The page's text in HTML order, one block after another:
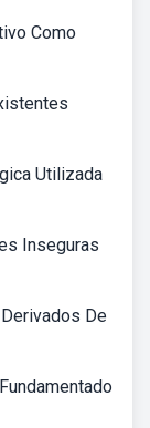
Como
Utilizada
Inseguras
De